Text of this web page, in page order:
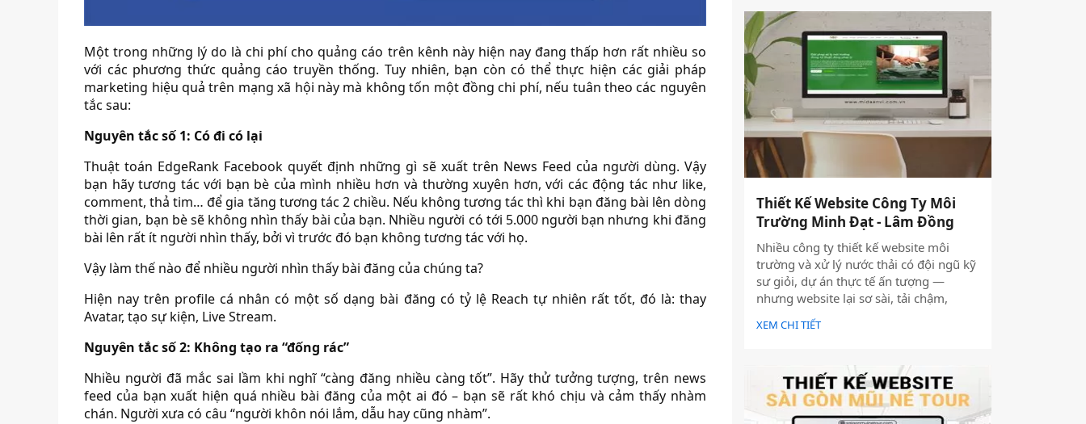
Một trong những lý do là chi phí cho quảng cáo trên kênh này hiện nay đang thấp hơn rất nhiều so
với các phương thức quảng cáo truyền thống. Tuy nhiên, bạn còn có thể thực hiện các giải pháp
marketing hiệu quả trên mạng xã hội này mà không tốn một đồng chi phí, nếu tuân theo các nguyên
tắc sau:
Nguyên tắc số 1: Có đi có lại
Thuật toán EdgeRank Facebook quyết định những gì sẽ xuất trên News Feed của người dùng. Vậy
bạn hãy tương tác với bạn bè của mình nhiều hơn và thường xuyên hơn, với các động tác như like,
comment, thả tim… để gia tăng tương tác 2 chiều. Nếu không tương tác thì khi bạn đăng bài lên dòng
thời gian, bạn bè sẽ không nhìn thấy bài của bạn. Nhiều người có tới 5.000 người bạn nhưng khi đăng
bài lên rất ít người nhìn thấy, bởi vì trước đó bạn không tương tác với họ.
Vậy làm thế nào để nhiều người nhìn thấy bài đăng của chúng ta?
Hiện nay trên profile cá nhân có một số dạng bài đăng có tỷ lệ Reach tự nhiên rất tốt, đó là: thay
Avatar, tạo sự kiện, Live Stream.
Nguyên tắc số 2: Không tạo ra “đống rác”
Nhiều người đã mắc sai lầm khi nghĩ “càng đăng nhiều càng tốt”. Hãy thử tưởng tượng, trên news
feed của bạn xuất hiện quá nhiều bài đăng của một ai đó – bạn sẽ rất khó chịu và cảm thấy nhàm
chán. Người xưa có câu “người khôn nói lắm, dẫu hay cũng nhàm”.
quảng cáo — mà nằm ngay ở nền tảng:
website chưa được thiết kế chuẩn SEO
2026 từ đầu.
Thiết Kế Website Công Ty Môi
Trường Minh Đạt - Lâm Đồng
Nhiều công ty thiết kế website môi
trường và xử lý nước thải có đội ngũ kỹ
sư giỏi, dự án thực tế ấn tượng —
nhưng website lại sơ sài, tải chậm,
không có trên Google. Hệ quả là hợp
đồng B2B bị đối thủ có website chuyên
thuật của bạn hoàn toàn vượt trội.
XEM CHI TIẾT